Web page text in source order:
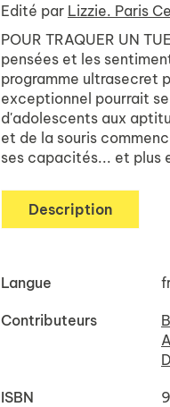
Edité par Lizzie. Paris
POUR TRAQUER UN
pensées et les
programme ultrasecret
exceptionnel pourrait
d'adolescents aux
et de la souris
ses capacités... et plus
Description
Langue
Contributeurs
ISBN